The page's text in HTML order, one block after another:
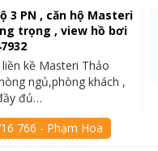
3 PN , căn hộ Masteri
trọng , view hồ bơi
kề Masteri Thảo
ngủ,phòng khách ,
đủ…
766 - Phạm Hoa